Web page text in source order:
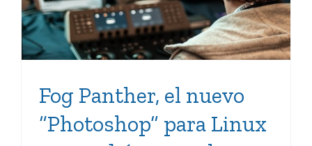
GIMP
Fog Panther, el nuevo
“Photoshop” para Linux